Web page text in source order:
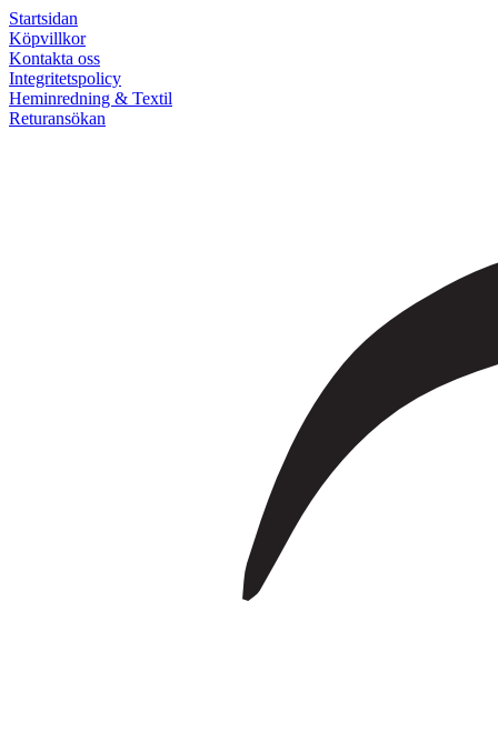
Startsidan
Köpvillkor
Kontakta oss
Integritetspolicy
Heminredning & Textil
Returansökan